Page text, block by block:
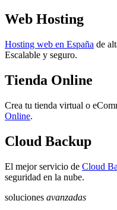
Web Hosting
Hosting web en España de
Escalable y seguro.
Tienda Online
Crea tu tienda virtual o
Online.
Cloud Backup
El mejor servicio de Cloud
seguridad en la nube.
soluciones avanzadas